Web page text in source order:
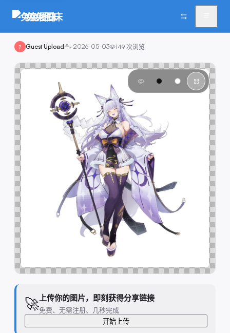
兔兔图床
? Guest Upload · 2026-05-03 149 次浏览
🚀上传你的图片，即刻获得分享链接
免费、无需注册、几秒完成
开始上传